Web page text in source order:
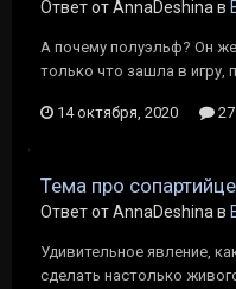
Ответ от AnnaDeshina в
А почему полуэльф? Он
только что зашла в игру,
14 октября, 2020
Тема про
Ответ от AnnaDeshina в
Удивительное явление,
сделать настолько